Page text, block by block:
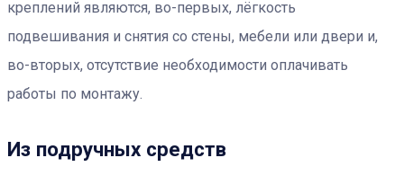
креплений являются, во-первых, лёгкость
подвешивания и снятия со стены, мебели или двери и,
во-вторых, отсутствие необходимости оплачивать
работы по монтажу.
Из подручных средств